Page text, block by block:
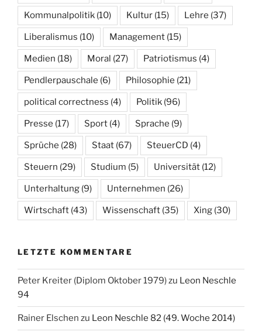
Kommunalpolitik (10) Kultur (15) Lehre (37)
Liberalismus (10) Management (15)
Medien (18) Moral (27) Patriotismus (4)
Pendlerpauschale (6) Philosophie (21)
political correctness (4) Politik (96)
Presse (17) Sport (4) Sprache (9)
Sprüche (28) Staat (67) SteuerCD (4)
Steuern (29) Studium (5) Universität (12)
Unterhaltung (9) Unternehmen (26)
Wirtschaft (43) Wissenschaft (35) Xing (30)
LETZTE KOMMENTARE
Peter Kreiter (Diplom Oktober 1979)zu Leon Neschle
94
Rainer Elschen zu Leon Neschle 82 (49. Woche 2014)